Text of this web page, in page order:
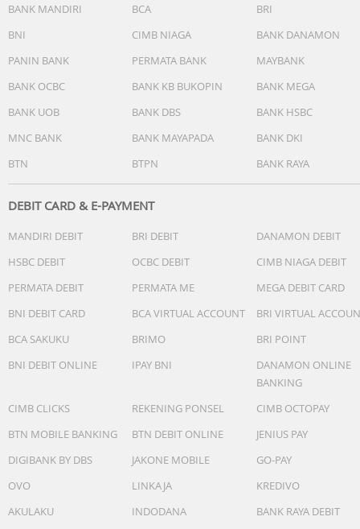
BANK MANDIRI BCA
BRI
BNI
CIMB NIAGA
BANK DANAMON
PANIN BANK
PERMATA BANK
MAYBANK
BANK OCBC
BANK KB BUKOPIN
BANK MEGA
BANK UOB
BANK DBS
BANK HSBC
MNC BANK
BANK MAYAPADA
BANK DKI
BTN
BTPN BANK RAYA
DEBIT CARD & E-PAYMENT
MANDIRI DEBIT BRI DEBIT
DANAMON DEBIT
HSBC DEBIT
OCBC DEBIT
CIMB NIAGA DEBIT
PERMATA DEBIT
PERMATA ME
MEGA DEBIT CARD
BNI DEBIT CARD
BCA VIRTUAL ACCOUNT
BRI VIRTUAL
BCA SAKUKU
BRIMO
BRI POINT
BNI DEBIT ONLINE
IPAY BNI
DANAMON ONLINE
BANKING
CIMB CLICKS
REKENING PONSEL
CIMB OCTOPAY
BTN MOBILE BANKING
BTN DEBIT ONLINE
JENIUS PAY
DIGIBANK BY DBS
JAKONE MOBILE
GO-PAY
OVO
LINKAJA
KREDIVO
AKULAKU
INDODANA BANK RAYA DEBIT